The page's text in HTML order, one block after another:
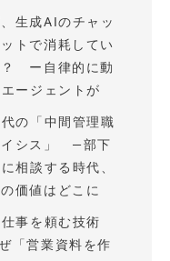
生成AIのチャッ
ットで消耗してい
？ ー自律的に動
ージェントが
の「中間管理職
イシス」 —部下
相談する時代、
価値はどこに
事を頼む技術
「営業資料を作